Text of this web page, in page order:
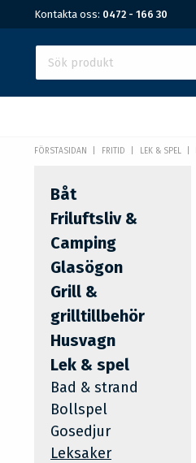
Kontakta oss: 0472 - 166 30
FÖRSTASIDAN FRITID LEK & SPEL
Båt
Friluftsliv &
Camping
Glasögon
Grill &
grilltillbehör
Husvagn
Lek & spel
Bad & strand
Bollspel
Gosedjur
Leksaker